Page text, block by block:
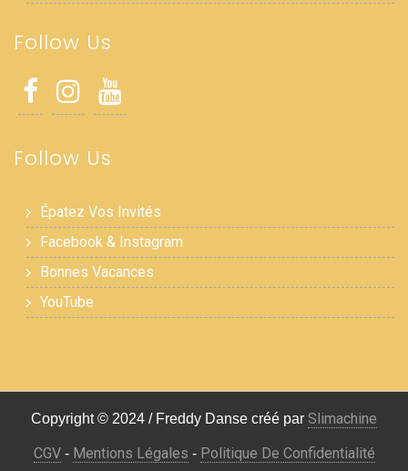
Follow Us
Follow Us
Épatez Vos Invités
Facebook & Instagram
Bonnes Vacances
YouTube
Copyright © 2024 / Freddy Danse créé par Slimachine
CGV- Mentions Légales - Politique De Confidentialité